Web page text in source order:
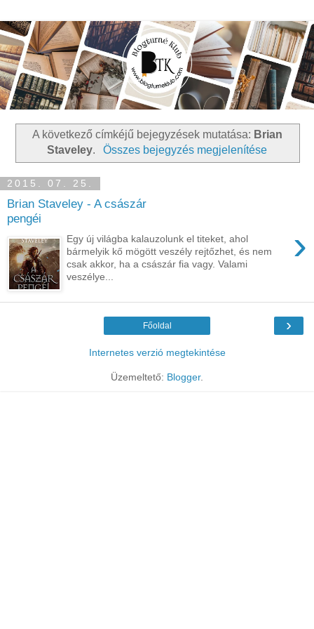
A következő címkéjű bejegyzések mutatása: Brian
Staveley. Összes bejegyzés megjelenítése
2015. 07. 25.
Brian Staveley - A császár
pengéi
›
Egy új világba kalauzolunk el titeket, ahol
bármelyik kő mögött veszély rejtőzhet, és nem
csak akkor, ha a császár fia vagy. Valami
veszélye...
›
Főoldal
Internetes verzió megtekintése
Üzemeltető: Blogger.